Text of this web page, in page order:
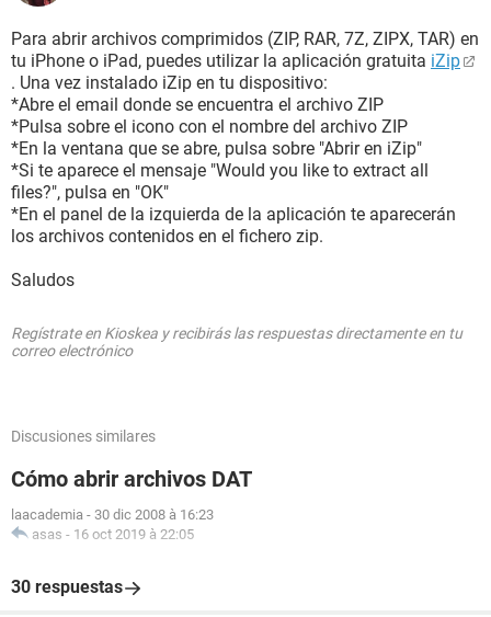
Para abrir archivos comprimidos (ZIP, RAR, 7Z, ZIPX, TAR) en
tu iPhone o iPad, puedes utilizar la aplicación gratuita iZip
. Una vez instalado iZip en tu dispositivo:
*Abre el email donde se encuentra el archivo ZIP
*Pulsa sobre el icono con el nombre del archivo ZIP
*En la ventana que se abre, pulsa sobre "Abrir en iZip"
*Si te aparece el mensaje "Would you like to extract all
files?", pulsa en "OK"
*En el panel de la izquierda de la aplicación te aparecerán
los archivos contenidos en el fichero zip.
Saludos
Regístrate en Kioskea y recibirás las respuestas directamente en tu
correo electrónico
Discusiones similares
Cómo abrir archivos DAT
laacademia - 30 dic 2008 à 16:23
asas - 16 oct 2019 à 22:05
30 respuestas